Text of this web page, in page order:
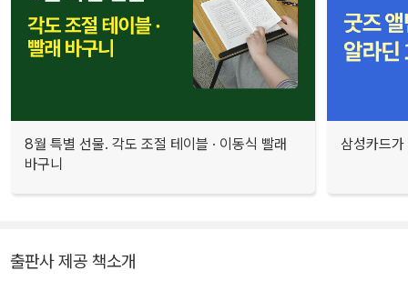
8월 특별 선물. 각도 조절 테이블 · 이동식 빨래
바구니
삼성카드
출판사 제공 책소개